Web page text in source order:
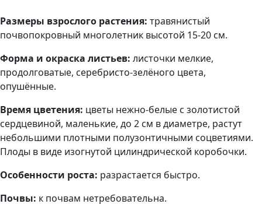
Размеры взрослого растения: травянистый
почвопокровный многолетник высотой 15-20 см.
Форма и окраска листьев: листочки мелкие,
продолговатые, серебристо-зелёного цвета,
опушённые.
Время цветения: цветы нежно-белые с золотистой
сердцевиной, маленькие, до 2 см в диаметре, растут
небольшими плотными полузонтичными соцветиями.
Плоды в виде изогнутой цилиндрической коробочки.
Особенности роста: разрастается быстро.
Почвы: к почвам нетребовательна.